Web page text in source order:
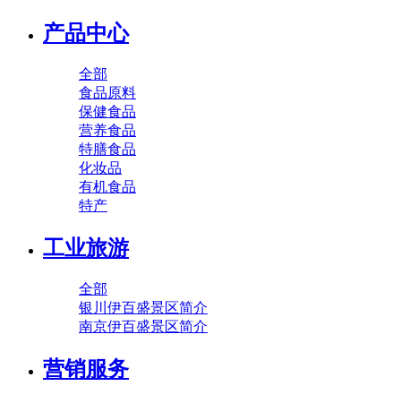
产品中心
全部
食品原料
保健食品
营养食品
特膳食品
化妆品
有机食品
特产
工业旅游
全部
银川伊百盛景区简介
南京伊百盛景区简介
营销服务